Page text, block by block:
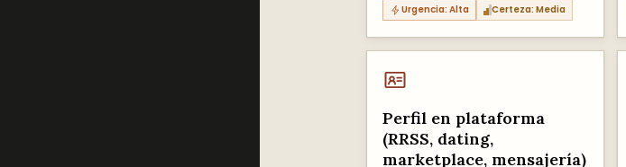
Urgencia: Alta Certeza: Media
Perfil en plataforma
(RRSS, dating,
marketplace, mensajería)